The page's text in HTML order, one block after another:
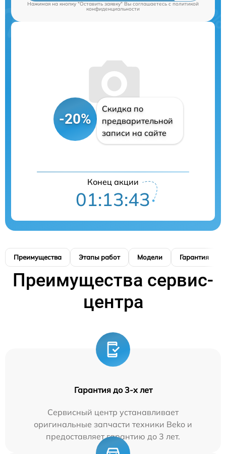
Нажимая на кнопку "Оставить заявку" Вы соглашаетесь c политикой
конфиденциальности
-20%
Скидка по
предварительной
записи на сайте
Конец акции
01:13:42
Преимущества Этапы работ Модели Гарантия
Преимущества сервис-
центра
Гарантия до 3-х лет
Сервисный центр устанавливает
оригинальные запчасти техники Beko и
предоставляет гарантию до 3 лет.